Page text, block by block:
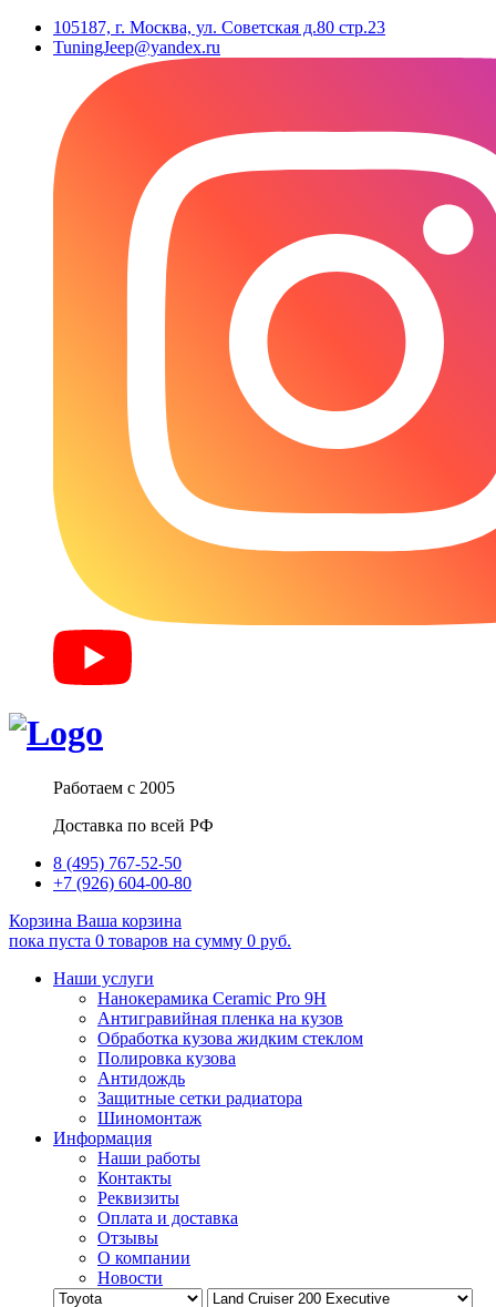
105187, г. Москва, ул. Советская д.80 стр.23
TuningJeep@yandex.ru
Работаем с 2005
Доставка по всей РФ
8 (495) 767-52-50
+7 (926) 604-00-80
Корзина Ваша корзина
пока пуста 0 товаров на сумму 0 руб.
Наши услуги
Нанокерамика Ceramic Pro 9H
Антигравийная пленка на кузов
Обработка кузова жидким стеклом
Полировка кузова
Антидождь
Защитные сетки радиатора
Шиномонтаж
Информация
Наши работы
Контакты
Реквизиты
Оплата и доставка
Отзывы
О компании
Новости